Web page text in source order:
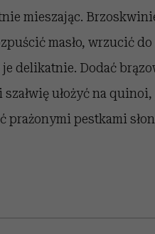
mieszając.
masło, wrzucić
delikatnie. Dodać
ułożyć na
prażonymi pestkami